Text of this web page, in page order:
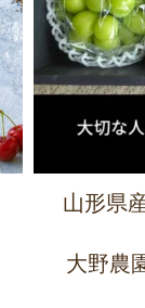
山形県
大野農